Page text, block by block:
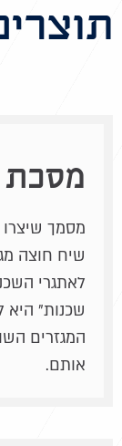
מסמך שיצרו
שיח חוצה
לאתגרי
שכנות" היא
המגזרים
אותם.